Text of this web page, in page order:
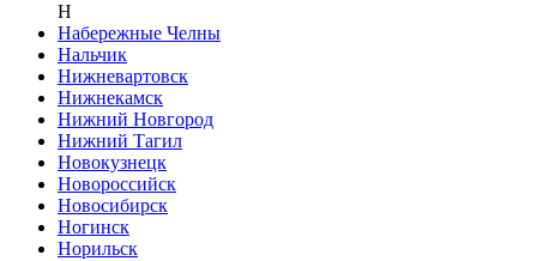
Н
Набережные Челны
Нальчик
Нижневартовск
Нижнекамск
Нижний Новгород
Нижний Тагил
Новокузнецк
Новороссийск
Новосибирск
Ногинск
Норильск